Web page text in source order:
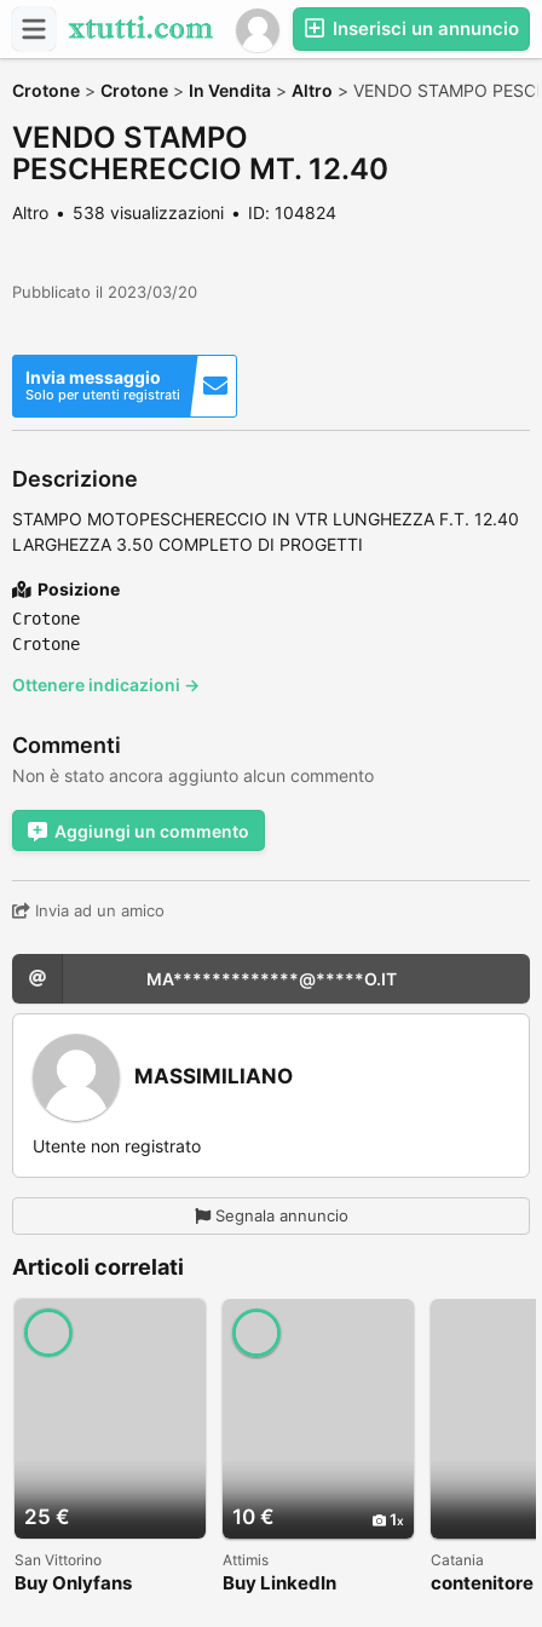
Inserisci un annuncio
Crotone > Crotone > In Vendita > Altro > VENDO STAMPO
VENDO STAMPO
PESCHERECCIO MT. 12.40
Altro 538 visualizzazioni ID: 104824
Pubblicato il 2023/03/20
Invia messaggio
Solo per utenti registrati
Descrizione
STAMPO MOTOPESCHERECCIO IN VTR LUNGHEZZA F.T. 12.40
LARGHEZZA 3.50 COMPLETO DI PROGETTI
Posizione
Crotone
Crotone
Ottenere indicazioni →
Commenti
Non è stato ancora aggiunto alcun commento
Aggiungi un commento
Invia ad un amico
MA*************@*****O.IT
MASSIMILIANO
Utente non registrato
Segnala annuncio
Articoli correlati
25 €
San Vittorino
Buy Onlyfans
10 € 1
Attimis
Buy LinkedIn
Catania
contenitore